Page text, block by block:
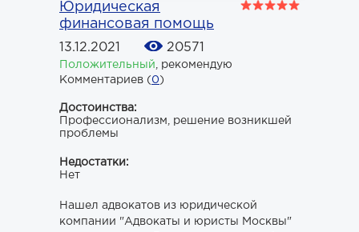
Юридическая
финансовая помощь
13.12.2021 20571
Положительный
рекомендую
Комментариев (0)
Достоинства:
Профессионализм, решение возникшей
проблемы
Недостатки:
Нет
Нашел адвокатов из юридической
компании "Адвокаты и юристы Москвы"